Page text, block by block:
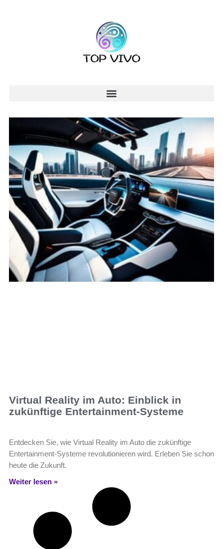
Virtual Reality im Auto: Einblick in
zukünftige Entertainment-Systeme
Entdecken Sie, wie Virtual Reality im Auto die zukünftige
Entertainment-Systeme revolutionieren wird. Erleben Sie schon
heute die Zukunft.
Weiter lesen »